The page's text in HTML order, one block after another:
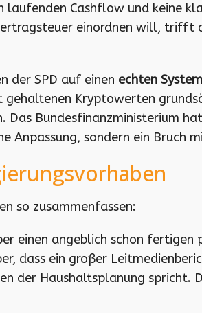
laufenden Cashflow und keine
einordnen will, trifft
der SPD auf einen echten
gehaltenen Kryptowerten
Bundesfinanzministerium
Anpassung, sondern ein Bruch
so zusammenfassen:
einen angeblich schon
dass ein großer
der Haushaltsplanung spricht.